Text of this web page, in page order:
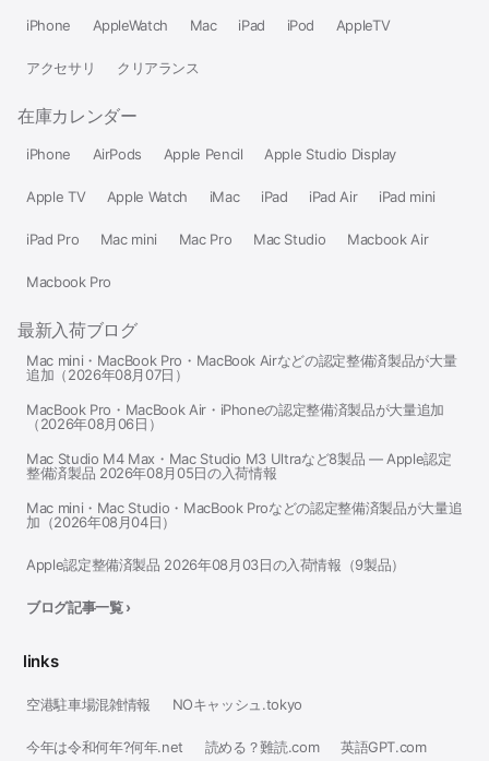
iPhone AppleWatch Mac iPad iPod AppleTV
アクセサリ クリアランス
在庫カレンダー
iPhone AirPods Apple Pencil Apple Studio Display
Apple TV Apple Watch iMac iPad iPad Air iPad mini
iPad Pro Mac mini Mac Pro Mac Studio Macbook Air
Macbook Pro
最新入荷ブログ
Mac mini・MacBook Pro・MacBook Airなどの認定整備済製品が大量
追加（2026年08月07日）
MacBook Pro・MacBook Air・iPhoneの認定整備済製品が大量追加
（2026年08月06日）
Mac Studio M4 Max・Mac Studio M3 Ultraなど8製品 — Apple認定
整備済製品 2026年08月05日の入荷情報
Mac mini・Mac Studio・MacBook Proなどの認定整備済製品が大量追
加（2026年08月04日）
Apple認定整備済製品 2026年08月03日の入荷情報（9製品）
ブログ記事一覧 ›
links
空港駐車場混雑情報 NOキャッシュ.tokyo
今年は令和何年?何年.net 読める？難読.com 英語GPT.com